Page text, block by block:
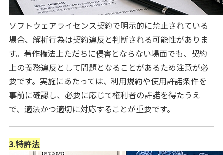
ソフトウェアライセンス契約で明示的に禁止されている
場合、解析行為は契約違反と判断される可能性がありま
す。著作権法上ただちに侵害とならない場面でも、契約
上の義務違反として問題となることがあるため注意が必
要です。実施にあたっては、利用規約や使用許諾条件を
事前に確認し、必要に応じて権利者の許諾を得たうえ
で、適法かつ適切に対応することが重要です。
3.特許法